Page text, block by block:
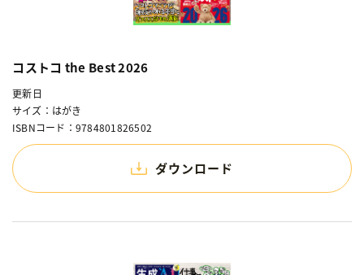
コストコ the Best 2026
更新日
サイズ：はがき
ISBNコード：9784801826502
ダウンロード